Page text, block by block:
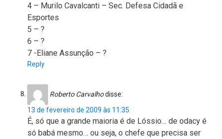
4 – Murilo Cavalcanti – Sec. Defesa Cidadã e
Esportes
5 – ?
6 – ?
7 -Eliane Assunção – ?
Reply
Roberto Carvalhodisse:
13 de fevereiro de 2009 às 11:35
É, só que a grande maioria é de Lóssio… de odacy é
só babá mesmo… ou seja, o chefe que precisa ser